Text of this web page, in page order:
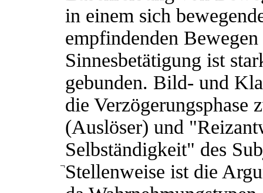
in einem sich
empfindenden
Sinnesbetätigung ist
gebunden. Bild- und
die
(Auslöser) und
Selbständigkeit" des
¬Stellenweise ist die